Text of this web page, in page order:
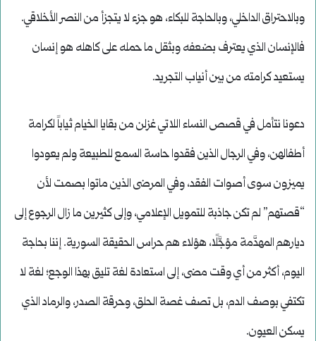
وبالاحتراق الداخلي، وبالحاجة للبكاء، هو جزء لا يتجزأ من النصر الأخلاقي.
فالإنسان الذي يعترف بضعفه وبثقل ما حمله على كاهله هو إنسان
يستعيد كرامته من بين أنياب التجريد.
دعونا نتأمل في قصص النساء اللاتي غزلن من بقايا الخيام ثياباً لكرامة
أطفالهن، وفي الرجال الذين فقدوا حاسة السمع للطبيعة ولم يعودوا
يميزون سوى أصوات الفقد، وفي المرضى الذين ماتوا بصمت لأن
“قصتهم” لم تكن جاذبة للتمويل الإعلامي، وإلى كثيرين ما زال الرجوع إلى
ديارهم المهدَّمة مؤجَّلًا، هؤلاء هم حراس الحقيقة السورية. إننا بحاجة
اليوم، أكثر من أي وقت مضى، إلى استعادة لغة تليق بهذا الوجع؛ لغة لا
تكتفي بوصف الدم، بل تصف غصة الحلق، وحرقة الصدر، والرماد الذي
يسكن العيون.